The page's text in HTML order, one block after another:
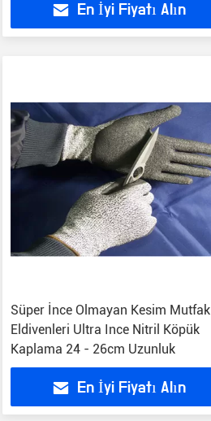
En İyi Fiyatı Alın
Süper İnce Olmayan Kesim Mutfak
Eldivenleri Ultra Ince Nitril Köpük
Kaplama 24 - 26cm Uzunluk
En İyi Fiyatı Alın